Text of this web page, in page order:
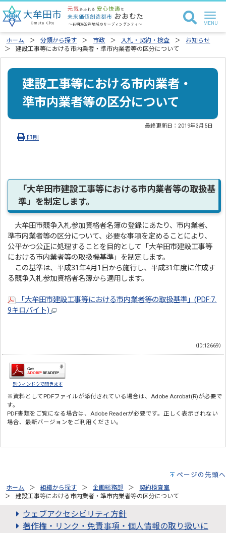
ホーム 分類から探す 市政 入札・契約・検査
お知らせ
建設工事等における市内業者・準市内業者等の区分について
建設工事等における市内業者・
準市内業者等の区分について
最終更新日：2019年3月5日
印刷
「大牟田市建設工事等における市内業者等の取扱基
準」を制定します。
大牟田市競争入札参加資格者名簿の登録にあたり、市内業者、
準市内業者等の区分について、必要な事項を定めることにより、
公平かつ公正に処理することを目的として「大牟田市建設工事等
における市内業者等の取扱機基準」を制定します。
この基準は、平成31年4月1日から施行し、平成31年度に作成す
る競争入札参加資格者名簿から適用します。
「大牟田市建設工事等における市内業者等の取扱基準」(PDF:7.
9キロバイト)
（ID:12669）
別ウィンドウで開きます
※資料としてPDFファイルが添付されている場合は、Adobe Acrobat(R)が必要で
す。
PDF書類をご覧になる場合は、Adobe Readerが必要です。正しく表示されない
場合、最新バージョンをご利用ください。
ページの先頭へ
ホーム 組織から探す 企画総務部
契約検査室
建設工事等における市内業者・準市内業者等の区分について
ウェブアクセシビリティ方針
著作権・リンク・免責事項・個人情報の取り扱いに